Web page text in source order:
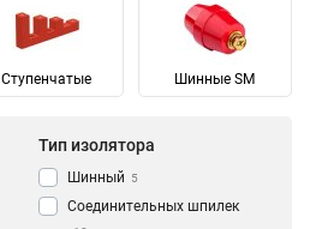
Ступенчатые Шинные SM
Тип изолятора
Шинный 5
Соединительных шпилек